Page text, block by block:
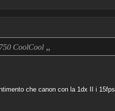
CoolCool „
che canon con la 1dx II i 15fps